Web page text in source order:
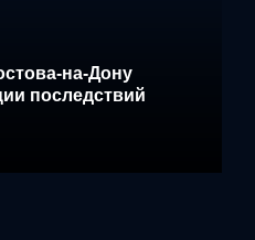
на-Дону
последствий